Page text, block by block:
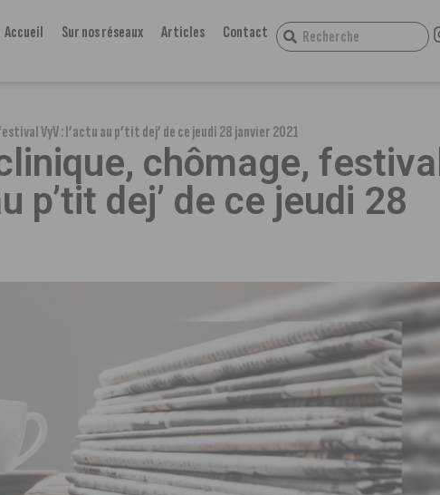
Accueil Sur nos réseaux Articles Contact
VyV : l’actu au p’tit dej’ de ce jeudi 28 janvier 2021
chômage, festival
p’tit dej’ de ce jeudi 28